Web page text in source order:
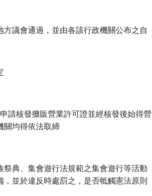
議會通過，並由各該行政機關公布之自
請核發攤販營業許可證並經核發後始得營
關均得依法取締
典、集會遊行法規範之集會遊行等活動
並於違反時處罰之，是否牴觸憲法原則